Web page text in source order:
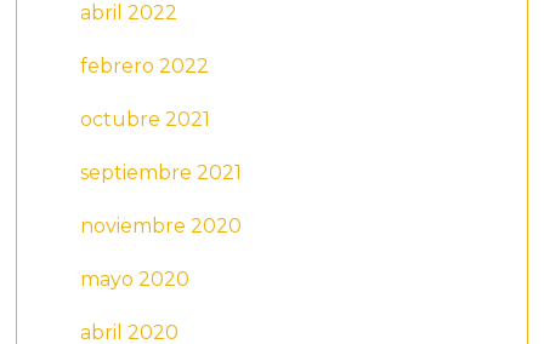
abril 2022
febrero 2022
octubre 2021
septiembre 2021
noviembre 2020
mayo 2020
abril 2020